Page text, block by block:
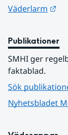
Väderlarm
Publikationer
SMHI ger
faktablad.
Sök
Nyhetsbladet